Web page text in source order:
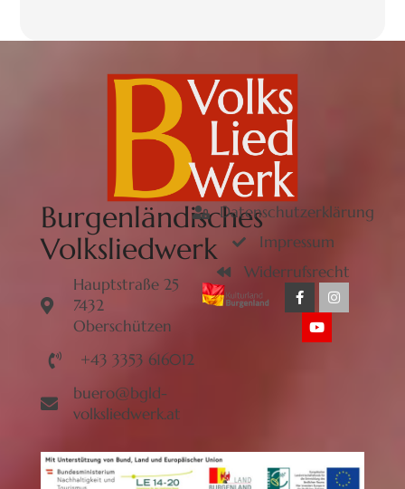
Burgenländisches
Volksliedwerk
Hauptstraße 25
7432
Oberschützen
+43 3353 616012
buero@bgld-
volksliedwerk.at
Datenschutzerklärung
Impressum
Widerrufsrecht